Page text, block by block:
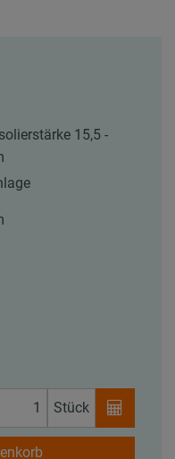
15,5 -
Stück